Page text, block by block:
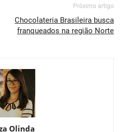
Próximo artigo
Chocolateria Brasileira busca
franqueados na região Norte
Olinda